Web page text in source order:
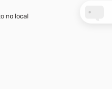
no local